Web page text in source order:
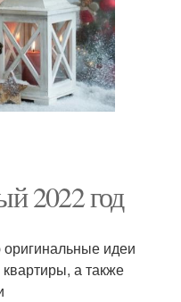
2022 год
идеи
а также